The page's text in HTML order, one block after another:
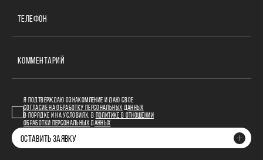
ТЕЛЕФОН
КОММЕНТАРИЙ
Я ПОДТВЕРЖДАЮ ОЗНАКОМЛЕНИЕ И ДАЮ СВОЕ
СОГЛАСИЕ НА ОБРАБОТКУ ПЕРСОНАЛЬНЫХ ДАННЫХ
В ПОРЯДКЕ И НА УСЛОВИЯХ, В ПОЛИТИКЕ В ОТНОШЕНИИ
ОБРАБОТКИ ПЕРСОНАЛЬНЫХ ДАННЫХ
ОСТАВИТЬ ЗАЯВКУ